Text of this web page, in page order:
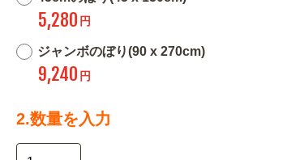
5,280 円
ジャンボのぼり(90 x 270cm)
9,240 円
2.数量を入力